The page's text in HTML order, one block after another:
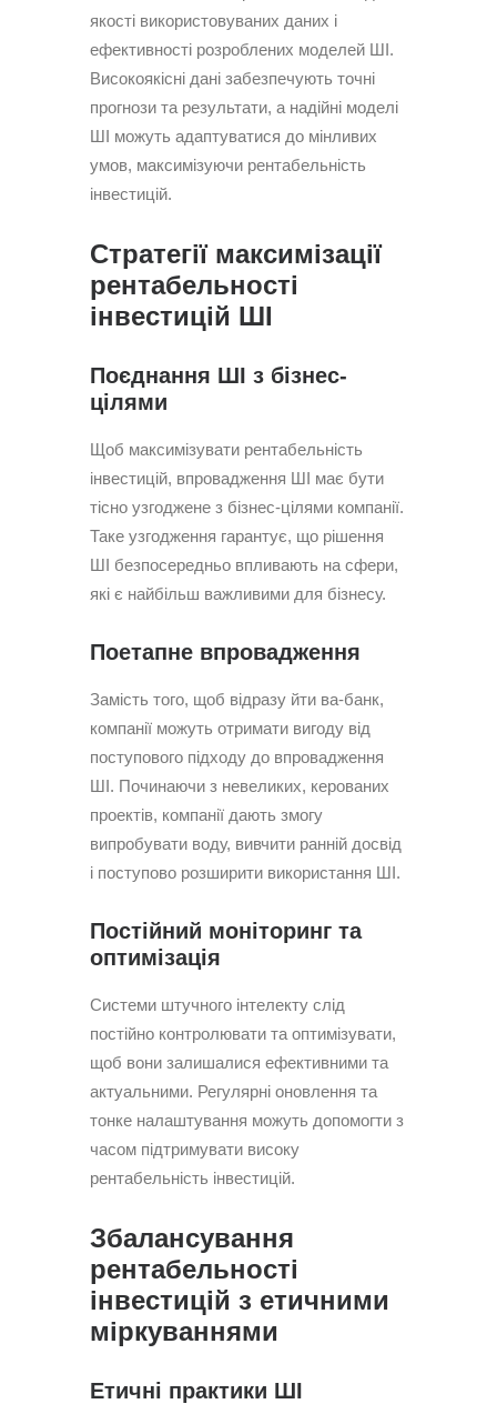
якості використовуваних даних і
ефективності розроблених моделей ШІ.
Високоякісні дані забезпечують точні
прогнози та результати, а надійні моделі
ШІ можуть адаптуватися до мінливих
умов, максимізуючи рентабельність
інвестицій.
Стратегії максимізації
рентабельності
інвестицій ШІ
Поєднання ШІ з бізнес-
цілями
Щоб максимізувати рентабельність
інвестицій, впровадження ШІ має бути
тісно узгоджене з бізнес-цілями компанії.
Таке узгодження гарантує, що рішення
ШІ безпосередньо впливають на сфери,
які є найбільш важливими для бізнесу.
Поетапне впровадження
Замість того, щоб відразу йти ва-банк,
компанії можуть отримати вигоду від
поступового підходу до впровадження
ШІ. Починаючи з невеликих, керованих
проектів, компанії дають змогу
випробувати воду, вивчити ранній досвід
і поступово розширити використання ШІ.
Постійний моніторинг та
оптимізація
Системи штучного інтелекту слід
постійно контролювати та оптимізувати,
щоб вони залишалися ефективними та
актуальними. Регулярні оновлення та
тонке налаштування можуть допомогти з
часом підтримувати високу
рентабельність інвестицій.
Збалансування
рентабельності
інвестицій з етичними
міркуваннями
Етичні практики ШІ